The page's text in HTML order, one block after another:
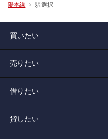
陽本線 駅選択
買いたい
売りたい
借りたい
貸したい